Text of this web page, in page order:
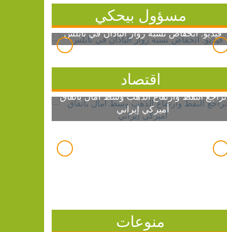
مسؤول بيحكي
فيديو: انخفاض نسبة زوار الباذان في نابلس
اقتصاد
تراجع النفط وارتفاع الذهب وسط آمال باتفاق
أميركي إيراني
منوعات